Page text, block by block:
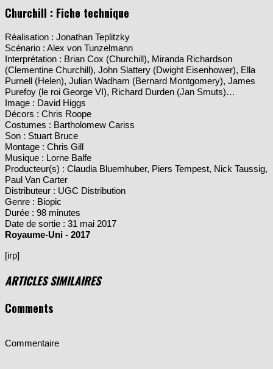
Churchill : Fiche technique
Réalisation : Jonathan Teplitzky
Scénario : Alex von Tunzelmann
Interprétation : Brian Cox (Churchill), Miranda Richardson
(Clementine Churchill), John Slattery (Dwight Eisenhower), Ella
Purnell (Helen), Julian Wadham (Bernard Montgomery), James
Purefoy (le roi George VI), Richard Durden (Jan Smuts)…
Image : David Higgs
Décors : Chris Roope
Costumes : Bartholomew Cariss
Son : Stuart Bruce
Montage : Chris Gill
Musique : Lorne Balfe
Producteur(s) : Claudia Bluemhuber, Piers Tempest, Nick Taussig,
Paul Van Carter
Distributeur : UGC Distribution
Genre : Biopic
Durée : 98 minutes
Date de sortie : 31 mai 2017
Royaume-Uni - 2017
[irp]
ARTICLES SIMILAIRES
Comments
Commentaire